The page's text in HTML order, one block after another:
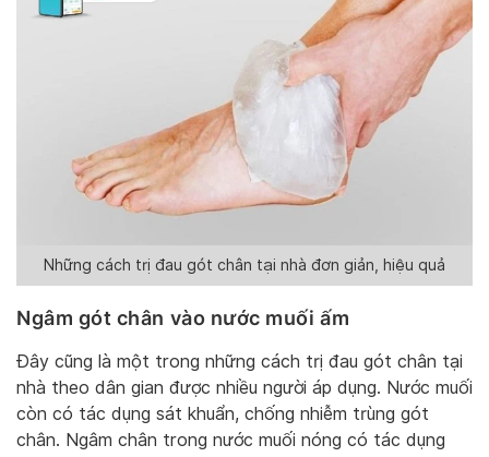
Những cách trị đau gót chân tại nhà đơn giản, hiệu quả
Ngâm gót chân vào nước muối ấm
Đây cũng là một trong những cách trị đau gót chân tại
nhà theo dân gian được nhiều người áp dụng. Nước muối
còn có tác dụng sát khuẩn, chống nhiễm trùng gót
chân. Ngâm chân trong nước muối nóng có tác dụng